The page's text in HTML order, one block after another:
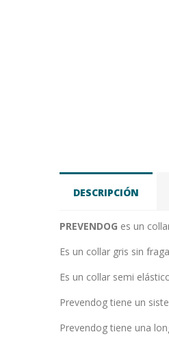
DESCRIPCIÓN
PREVENDOG es un
Es un collar gris sin
Es un collar semi
Prevendog tiene un
Prevendog tiene una